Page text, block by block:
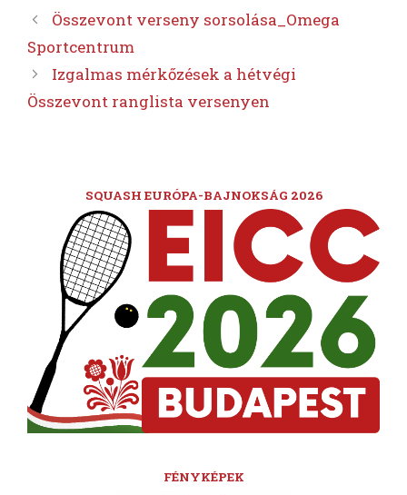
Összevont verseny sorsolása_Omega
Sportcentrum
Izgalmas mérkőzések a hétvégi
Összevont ranglista versenyen
SQUASH EURÓPA-BAJNOKSÁG 2026
FÉNYKÉPEK